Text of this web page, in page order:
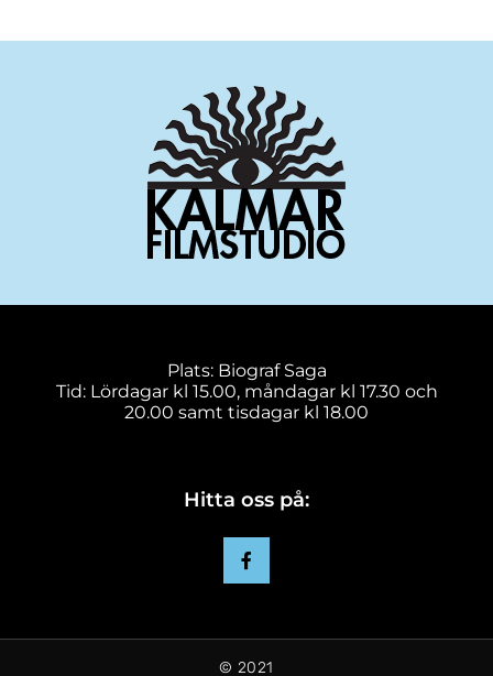
Plats: Biograf Saga
Tid: Lördagar kl 15.00, måndagar kl 17.30 och
20.00 samt tisdagar kl 18.00
Hitta oss på:
© 2021